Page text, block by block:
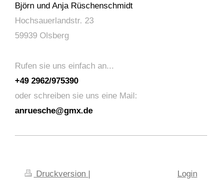
Björn und Anja Rüschenschmidt
Hochsauerlandstr. 23
59939 Olsberg
Rufen sie uns einfach an...
+49 2962/975390
oder schreiben sie uns eine Mail:
anruesche@gmx.de
Druckversion Login